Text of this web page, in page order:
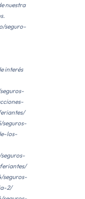
nuestra
seguro-
interés
seguros-
los-
seguros-
2/